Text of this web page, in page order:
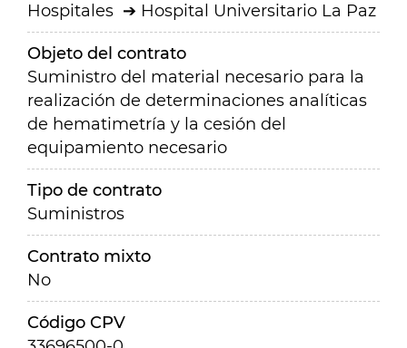
Hospitales
Hospital Universitario La Paz
Objeto del contrato
Suministro del material necesario para la
realización de determinaciones analíticas
de hematimetría y la cesión del
equipamiento necesario
Tipo de contrato
Suministros
Contrato mixto
No
Código CPV